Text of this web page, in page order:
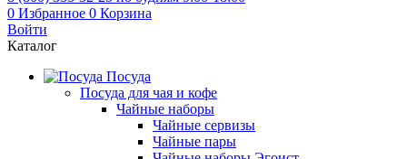
0 Избранное 0 Корзина
Войти
Каталог
Посуда
Посуда для чая и кофе
Чайные наборы
Чайные сервизы
Чайные пары